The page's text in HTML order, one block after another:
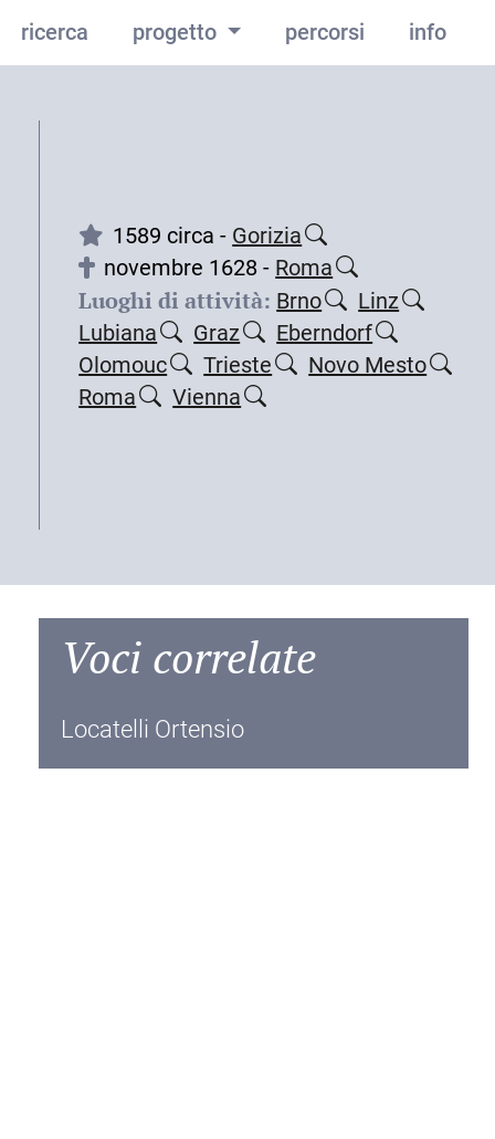
ricerca progetto percorsi info
1589 circa - Gorizia
novembre 1628 - Roma
Luoghi di attività: Brno
Linz
Lubiana
Graz
Eberndorf
Olomouc
Trieste
Novo Mesto
Roma
Vienna
Voci correlate
Locatelli Ortensio